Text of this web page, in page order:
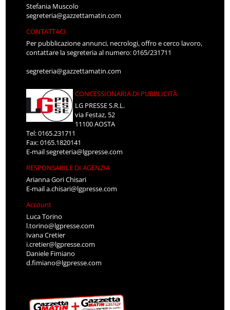
Stefania Muscolo
segreteria@gazzettamatin.com
CONTATTACI
Per pubblicazione annunci, necrologi, offro e cerco lavoro,
contattare la segreteria al numero: 0165/231711
segreteria@gazzettamatin.com
CONCESSIONARIA DI PUBBLICITÀ
LG PRESSE S.R.L.
via Festaz, 52
11100 AOSTA
Tel: 0165.231711
Fax: 0165.1820141
E-mailsegreteria@lgpresse.com
RESPONSABILE DI AGENZIA
Arianna Gori Chisari
E-maila.chisari@lgpresse.com
Account
Luca Torino
l.torino@lgpresse.com
Ivana Cretier
i.cretier@lgpresse.com
Daniele Fimiano
d.fimiano@lgpresse.com